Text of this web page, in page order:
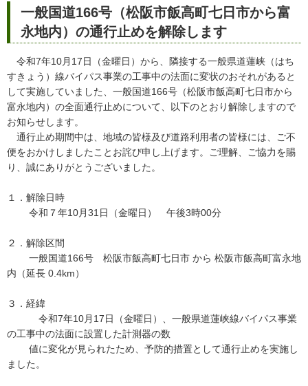
一般国道166号（松阪市飯高町七日市から富
永地内）の通行止めを解除します
令和7年10月17日（金曜日）から、隣接する一般県道蓮峡（はち
すきょう）線バイパス事業の工事中の法面に変状のおそれがあると
して実施していました、一般国道166号（松阪市飯高町七日市から
富永地内）の全面通行止めについて、以下のとおり解除しますので
お知らせします。
通行止め期間中は、地域の皆様及び道路利用者の皆様には、ご不
便をおかけしましたことお詫び申し上げます。ご理解、ご協力を賜
り、誠にありがとうございました。
１．解除日時
令和７年10月31日（金曜日） 午後3時00分
２．解除区間
一般国道166号 松阪市飯高町七日市 から 松阪市飯高町富永地
内（延長 0.4km）
３．経緯
令和7年10月17日（金曜日）、一般県道蓮峡線バイパス事業
の工事中の法面に設置した計測器の数
値に変化が見られたため、予防的措置として通行止めを実施し
ました。